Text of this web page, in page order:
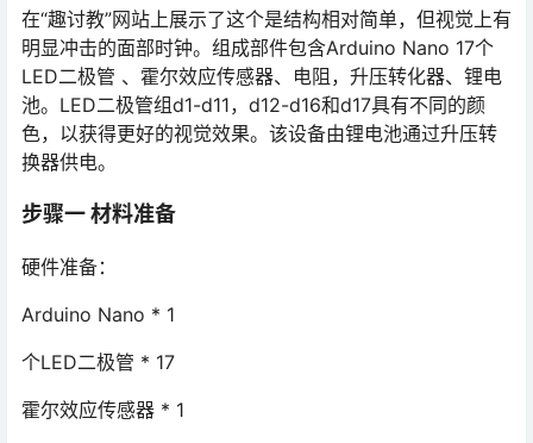
在“趣讨教”网站上展示了这个是结构相对简单，但视觉上有
明显冲击的面部时钟。组成部件包含Arduino Nano 17个
LED二极管 、霍尔效应传感器、电阻，升压转化器、锂电
池。LED二极管组d1-d11，d12-d16和d17具有不同的颜
色，以获得更好的视觉效果。该设备由锂电池通过升压转
换器供电。
步骤一 材料准备
硬件准备：
Arduino Nano * 1
个LED二极管 * 17
霍尔效应传感器 * 1